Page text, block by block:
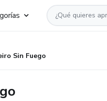
Sin Fuego